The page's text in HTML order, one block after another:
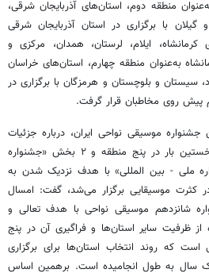
منطقه دوم، استان‌های آذربایجان شرقی،
گیلان با برگزاری در استان آذربایجان شرقی
ایلام، لرستان، همدان، مرکزی و
به‌عنوان منطقه چهارم، استان‌های خراسان
سیستان و بلوچستان و هرمزگان با برگزاری در
پیش روی مخاطبان قرار گرفت.
موسیقی نواحی ایران، درباره جزئیات
این رویداد موسیقایی که برای نخستین بار در پنج منطقه و ۲ بخش «جشنواره
ملی - بین المللی» با هدف نزدیک شدن به
کثرت موسیقایی برگزار می‌شد، گفت: امسال
شانزدهم موسیقی نواحی با هدف تعالی و
ظرفیت سایر استان‌ها و فراگیری آن در پنج
است که روند انتخاب استان‌ها برای برگزاری
سال به طول انجامیده است. برهمیناساس